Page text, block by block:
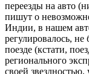
переезды на авто
пишут о
Индии, в нашем
регулировалось,
поезде (кстати,
регионального
своей